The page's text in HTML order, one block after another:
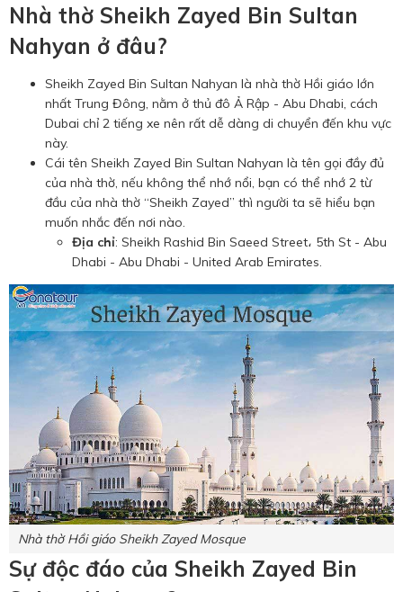
Nhà thờ Sheikh Zayed Bin Sultan
Nahyan ở đâu?
Sheikh Zayed Bin Sultan Nahyan là nhà thờ Hồi giáo lớn
nhất Trung Đông, nằm ở thủ đô Ả Rập - Abu Dhabi, cách
Dubai chỉ 2 tiếng xe nên rất dễ dàng di chuyển đến khu vực
này.
Cái tên Sheikh Zayed Bin Sultan Nahyan là tên gọi đầy đủ
của nhà thờ, nếu không thể nhớ nổi, bạn có thể nhớ 2 từ
đầu của nhà thờ “Sheikh Zayed” thì người ta sẽ hiểu bạn
muốn nhắc đến nơi nào.
Địa chỉ: Sheikh Rashid Bin Saeed Street، 5th St - Abu
Dhabi - Abu Dhabi - United Arab Emirates.
Nhà thờ Hồi giáo Sheikh Zayed Mosque
Sự độc đáo của Sheikh Zayed Bin